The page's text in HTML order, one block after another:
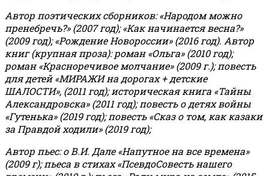
Автор поэтических сборников: «Народом можно
пренебречь?» (2007 год); «Как начинается весна?»
(2009 год); «Рождение Новороссии» (2016 год). Автор
книг (крупная проза): роман «Ольга» (2010 год);
роман «Красноречивое молчание» (2009 г.); повесть
для детей «МИРАЖИ на дорогах + детские
ШАЛОСТИ», (2011 год); историческая книга «Тайны
Александровска» (2011 год); повесть о детях войны
«Гутенька» (2019 год); повесть «Сказ о том, как казаки
за Правдой ходили» (2019 год);
Автор пьес: о В.И. Дале «Напутное на все времена»
(2009 г); пьеса в стихах «ПсевдоСовесть нашего